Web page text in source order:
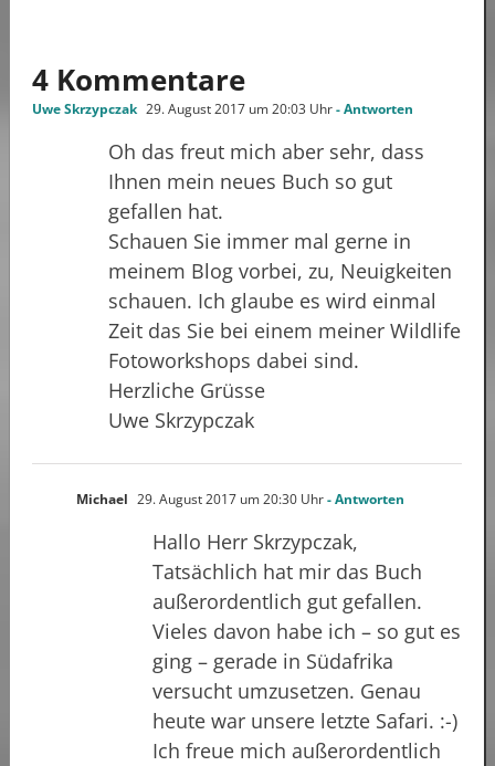
4 Kommentare
Uwe Skrzypczak 29. August 2017 um 20:03 Uhr- Antworten
Oh das freut mich aber sehr, dass
Ihnen mein neues Buch so gut
gefallen hat.
Schauen Sie immer mal gerne in
meinem Blog vorbei, zu, Neuigkeiten
schauen. Ich glaube es wird einmal
Zeit das Sie bei einem meiner Wildlife
Fotoworkshops dabei sind.
Herzliche Grüsse
Uwe Skrzypczak
Michael 29. August 2017 um 20:30 Uhr- Antworten
Hallo Herr Skrzypczak,
Tatsächlich hat mir das Buch
außerordentlich gut gefallen.
Vieles davon habe ich – so gut es
ging – gerade in Südafrika
versucht umzusetzen. Genau
heute war unsere letzte Safari. :-)
Ich freue mich außerordentlich